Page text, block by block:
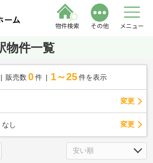
物件検索 その他 メニュー
物件一覧
販売数 0 件 1～25 件を表示
変更
なし 変更